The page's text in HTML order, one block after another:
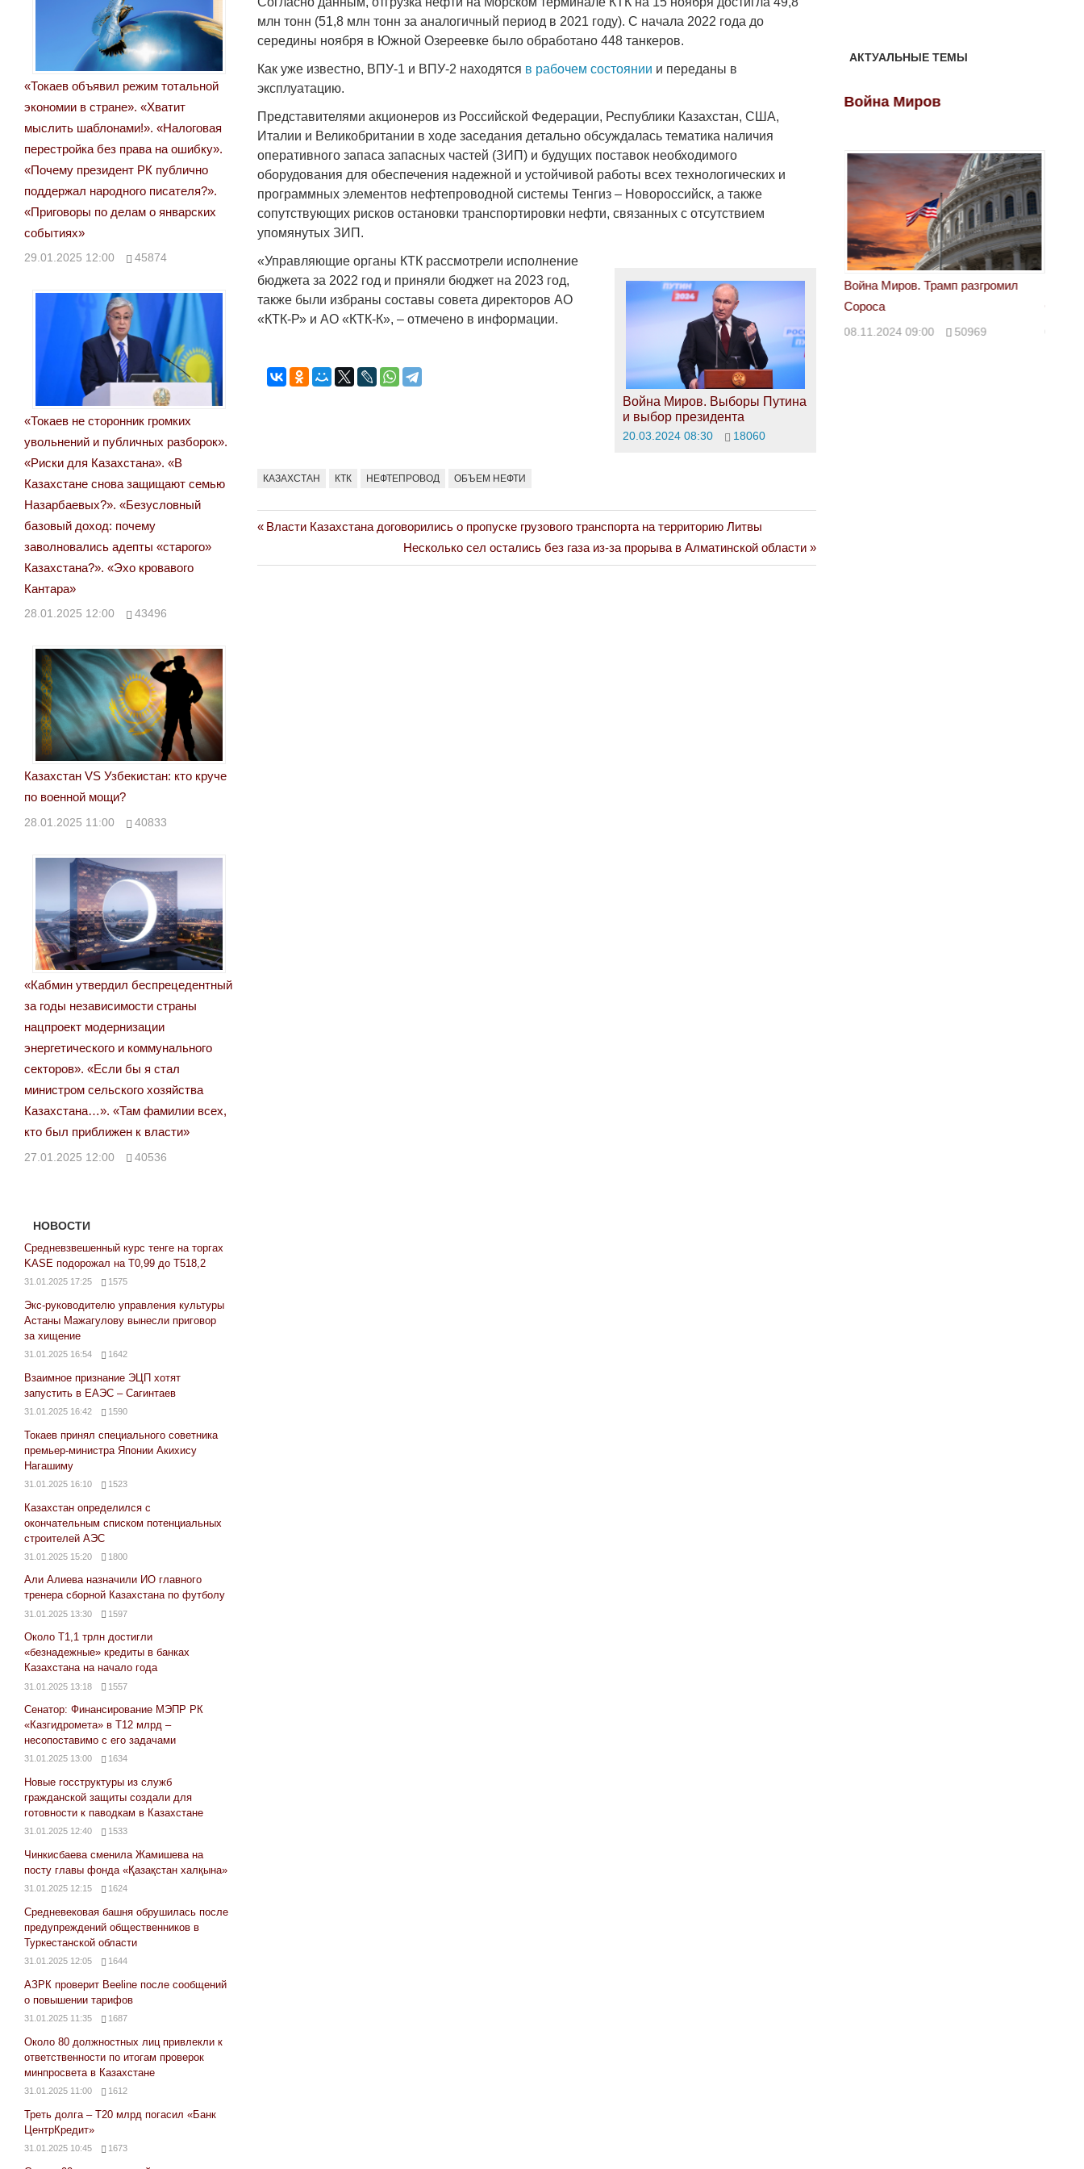
млн тонн (51,8 млн тонн за аналогичный период в 2021 году). С начала 2022 года до
середины ноября в Южной Озереевке было обработано 448 танкеров.
Как уже известно, ВПУ-1 и ВПУ-2 находятся в рабочем состоянии и переданы в
эксплуатацию.
Представителями акционеров из Российской Федерации, Республики Казахстан, США,
Италии и Великобритании в ходе заседания детально обсуждалась тематика наличия
оперативного запаса запасных частей (ЗИП) и будущих поставок необходимого
оборудования для обеспечения надежной и устойчивой работы всех технологических и
программных элементов нефтепроводной системы Тенгиз – Новороссийск, а также
сопутствующих рисков остановки транспортировки нефти, связанных с отсутствием
упомянутых ЗИП.
Война Миров. Выборы Путина
и выбор президента
20.03.2024 08:30 18060
«Управляющие органы КТК рассмотрели исполнение
бюджета за 2022 год и приняли бюджет на 2023 год,
также были избраны составы совета директоров АО
«КТК-Р» и АО «КТК-К», – отмечено в информации.
КАЗАХСТАН КТК НЕФТЕПРОВОД ОБЪЕМ НЕФТИ
Навигация
по
Previous
Власти Казахстана договорились о пропуске грузового транспорта на территорию Литвы
Next
Post:
Несколько сел остались без газа из-за прорыва в Алматинской области
«Токаев объявил режим тотальной
экономии в стране». «Хватит
мыслить шаблонами!». «Налоговая
перестройка без права на ошибку».
«Почему президент РК публично
поддержал народного писателя?».
«Приговоры по делам о январских
событиях»
29.01.2025 12:00 45874
«Токаев не сторонник громких
увольнений и публичных разборок».
«Риски для Казахстана». «В
Казахстане снова защищают семью
Назарбаевых?». «Безусловный
базовый доход: почему
заволновались адепты «старого»
Казахстана?». «Эхо кровавого
Кантара»
28.01.2025 12:00 43496
Казахстан VS Узбекистан: кто круче
по военной мощи?
28.01.2025 11:00 40833
«Кабмин утвердил беспрецедентный
за годы независимости страны
нацпроект модернизации
энергетического и коммунального
секторов». «Если бы я стал
министром сельского хозяйства
Казахстана…». «Там фамилии всех,
кто был приближен к власти»
27.01.2025 12:00 40536
НОВОСТИ
Средневзвешенный курс тенге на торгах
KASE подорожал на Т0,99 до Т518,2
31.01.2025 17:25 1575
Экс-руководителю управления культуры
Астаны Мажагулову вынесли приговор
за хищение
31.01.2025 16:54 1642
Взаимное признание ЭЦП хотят
запустить в ЕАЭС – Сагинтаев
31.01.2025 16:42 1590
Токаев принял специального советника
премьер-министра Японии Акихису
Нагашиму
31.01.2025 16:10 1523
Казахстан определился с
окончательным списком потенциальных
строителей АЭС
31.01.2025 15:20 1800
Али Алиева назначили ИО главного
тренера сборной Казахстана по футболу
31.01.2025 13:30 1597
Около Т1,1 трлн достигли
«безнадежные» кредиты в банках
Казахстана на начало года
31.01.2025 13:18 1557
Сенатор: Финансирование МЭПР РК
«Казгидромета» в Т12 млрд –
несопоставимо с его задачами
31.01.2025 13:00 1634
Новые госструктуры из служб
гражданской защиты создали для
готовности к паводкам в Казахстане
31.01.2025 12:40 1533
Чинкисбаева сменила Жамишева на
посту главы фонда «Қазақстан халқына»
31.01.2025 12:15 1624
Средневековая башня обрушилась после
предупреждений общественников в
Туркестанской области
31.01.2025 12:05 1644
АЗРК проверит Beeline после сообщений
о повышении тарифов
31.01.2025 11:35 1687
Около 80 должностных лиц привлекли к
ответственности по итогам проверок
минпросвета в Казахстане
31.01.2025 11:00 1612
Треть долга – Т20 млрд погасил «Банк
ЦентрКредит»
31.01.2025 10:45 1673
АКТУАЛЬНЫЕ ТЕМЫ
Война Миров. Трамп разгромил
Сороса
08.11.2024 09:00 50969
Война Миров
Война Миров. Трамп разгромил
Сороса
08.11.2024 09:00 50969